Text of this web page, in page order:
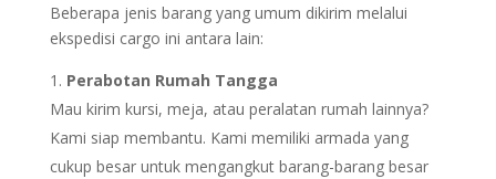
Beberapa jenis barang yang umum dikirim melalui
ekspedisi cargo ini antara lain:
Perabotan Rumah Tangga
Mau kirim kursi, meja, atau peralatan rumah lainnya?
Kami siap membantu. Kami memiliki armada yang
cukup besar untuk mengangkut barang-barang besar